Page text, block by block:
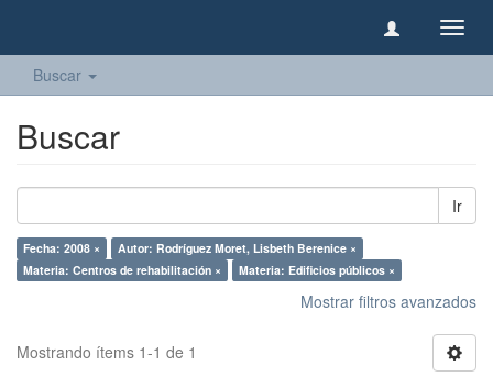
Buscar
Buscar
Ir
Fecha: 2008 ×
Autor: Rodríguez Moret, Lisbeth Berenice ×
Materia: Centros de rehabilitación ×
Materia: Edificios públicos ×
Mostrar filtros avanzados
Mostrando ítems 1-1 de 1